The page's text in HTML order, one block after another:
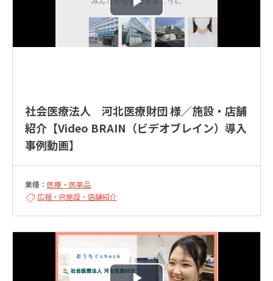
社会医療法人 河北医療財団 様／施設・店舗
紹介【Video BRAIN（ビデオブレイン）導入
事例動画】
業種： 医療・医薬品
広報・IR施設・店舗紹介